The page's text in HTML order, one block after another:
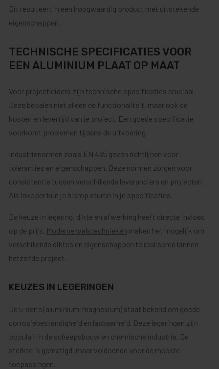
Dit resulteert in een hoogwaardig product met uitstekende
eigenschappen.
TECHNISCHE SPECIFICATIES VOOR
EEN ALUMINIUM PLAAT OP MAAT
Voor projectleiders zijn technische specificaties cruciaal.
Deze bepalen niet alleen de functionaliteit, maar ook de
kosten en levertijd van je project. Een goede specificatie
voorkomt problemen tijdens de uitvoering.
Industrienormen zoals EN 485 geven richtlijnen voor
toleranties en eigenschappen. Deze normen zorgen voor
consistentie tussen verschillende leveranciers en projecten.
Als inkoper kun je hierop sturen in je specificaties.
De keuze in legering, dikte en afwerking heeft directe invloed
op de prijs. Moderne walstechnieken maken het mogelijk om
verschillende diktes en eigenschappen te realiseren binnen
hetzelfde project.
KEUZES IN LEGERINGEN
De 5-serie (aluminium-magnesium) staat bekend om goede
corrosiebestendigheid en lasbaarheid. Deze legeringen zijn
populair in de scheepsbouw en chemische industrie. De
sterkte is gematigd, maar voldoende voor de meeste
toepassingen.